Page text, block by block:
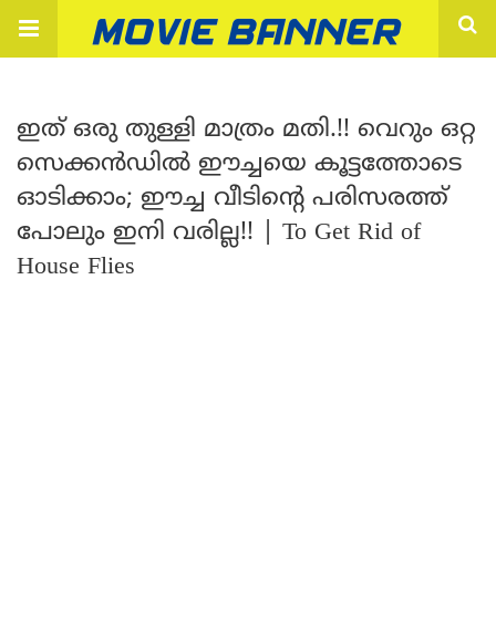
ഇത് ഒരു തുള്ളി മാത്രം മതി.!! വെറും ഒറ്റ
സെക്കൻഡിൽ ഈച്ചയെ കൂട്ടത്തോടെ
ഓടിക്കാം; ഈച്ച വീടിന്റെ പരിസരത്ത്
പോലും ഇനി വരില്ല!! | To Get Rid of
House Flies